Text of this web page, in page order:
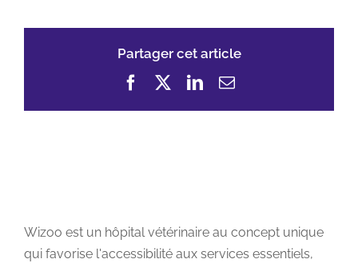
Partager cet article
FacebookLinkedIn
Email
Wizoo est un hôpital vétérinaire au concept unique
qui favorise l'accessibilité aux services essentiels,